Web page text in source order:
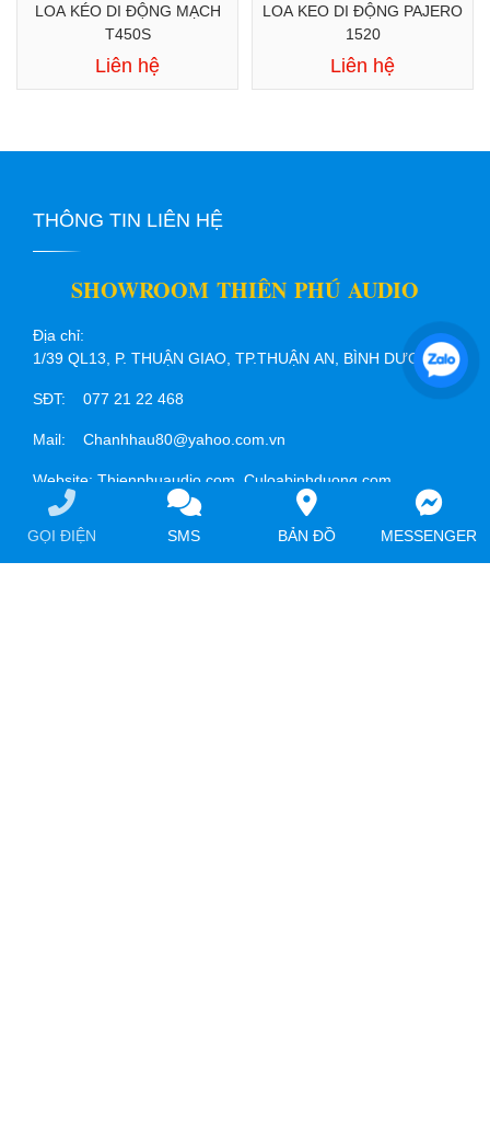
LOA KÉO DI ĐỘNG MẠCH
T450S
Liên hệ
LOA KEO DI ĐỘNG PAJERO
1520
Liên hệ
THÔNG TIN LIÊN HỆ
SHOWROOM THIÊN PHÚ AUDIO
Địa chỉ:
1/39 QL13, P. THUẬN GIAO, TP.THUẬN AN, BÌNH DƯƠNG
SĐT: 077 21 22 468
Mail: Chanhhau80@yahoo.com.vn
Website: Thienphuaudio.com Culoabinhduong.com
Loakeogiarebinhduong.com
GỌI ĐIỆN SMS BẢN ĐỒ MESSENGER